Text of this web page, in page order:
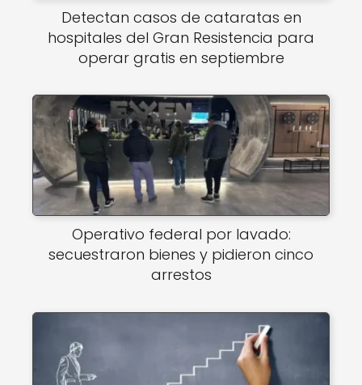
Detectan casos de cataratas en
hospitales del Gran Resistencia para
operar gratis en septiembre
Operativo federal por lavado:
secuestraron bienes y pidieron cinco
arrestos